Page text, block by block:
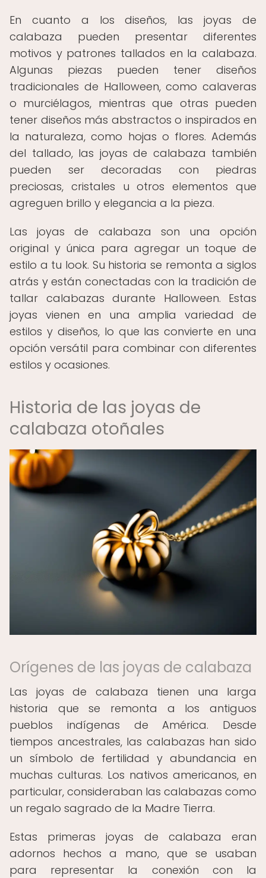
En cuanto a los diseños, las joyas de
calabaza pueden presentar diferentes
motivos y patrones tallados en la calabaza.
Algunas piezas pueden tener diseños
tradicionales de Halloween, como calaveras
o murciélagos, mientras que otras pueden
tener diseños más abstractos o inspirados en
la naturaleza, como hojas o flores. Además
del tallado, las joyas de calabaza también
pueden ser decoradas con piedras
preciosas, cristales u otros elementos que
agreguen brillo y elegancia a la pieza.
Las joyas de calabaza son una opción
original y única para agregar un toque de
estilo a tu look. Su historia se remonta a siglos
atrás y están conectadas con la tradición de
tallar calabazas durante Halloween. Estas
joyas vienen en una amplia variedad de
estilos y diseños, lo que las convierte en una
opción versátil para combinar con diferentes
estilos y ocasiones.
Historia de las joyas de
calabaza otoñales
Orígenes de las joyas de calabaza
Las joyas de calabaza tienen una larga
historia que se remonta a los antiguos
pueblos indígenas de América. Desde
tiempos ancestrales, las calabazas han sido
un símbolo de fertilidad y abundancia en
muchas culturas. Los nativos americanos, en
particular, consideraban las calabazas como
un regalo sagrado de la Madre Tierra.
Estas primeras joyas de calabaza eran
adornos hechos a mano, que se usaban
para representar la conexión con la